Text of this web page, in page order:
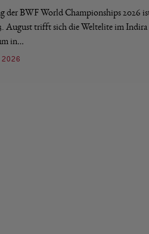
der BWF World Championships 2026
August trifft sich die Weltelite im
in…